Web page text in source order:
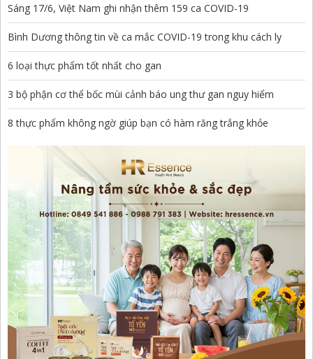
Sáng 17/6, Việt Nam ghi nhận thêm 159 ca COVID-19
Bình Dương thông tin về ca mắc COVID-19 trong khu cách ly
6 loại thực phẩm tốt nhất cho gan
3 bộ phận cơ thể bốc mùi cảnh báo ung thư gan nguy hiểm
8 thực phẩm không ngờ giúp bạn có hàm răng trắng khỏe